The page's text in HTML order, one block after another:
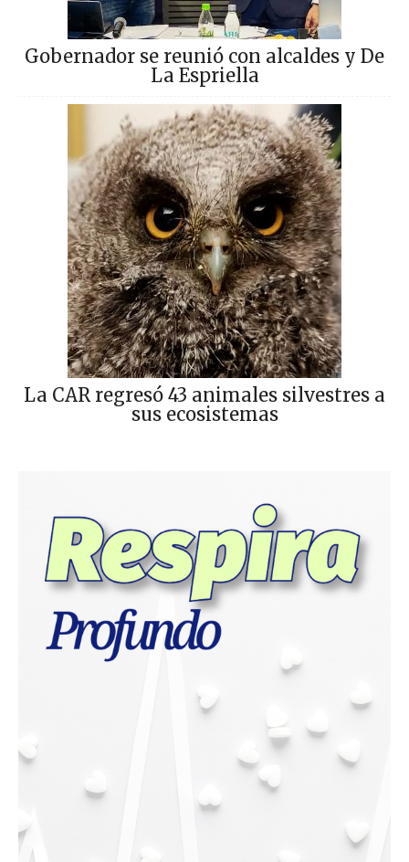
Gobernador se reunió con alcaldes y De
La Espriella
La CAR regresó 43 animales silvestres a
sus ecosistemas